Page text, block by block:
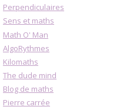
Perpendiculaires
Sens et maths
Math O' Man
AlgoRythmes
Kilomaths
The dude mind
Blog de maths
Pierre carrée